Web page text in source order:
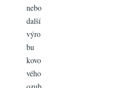
nebo
další
výro
bu
kovo
vého